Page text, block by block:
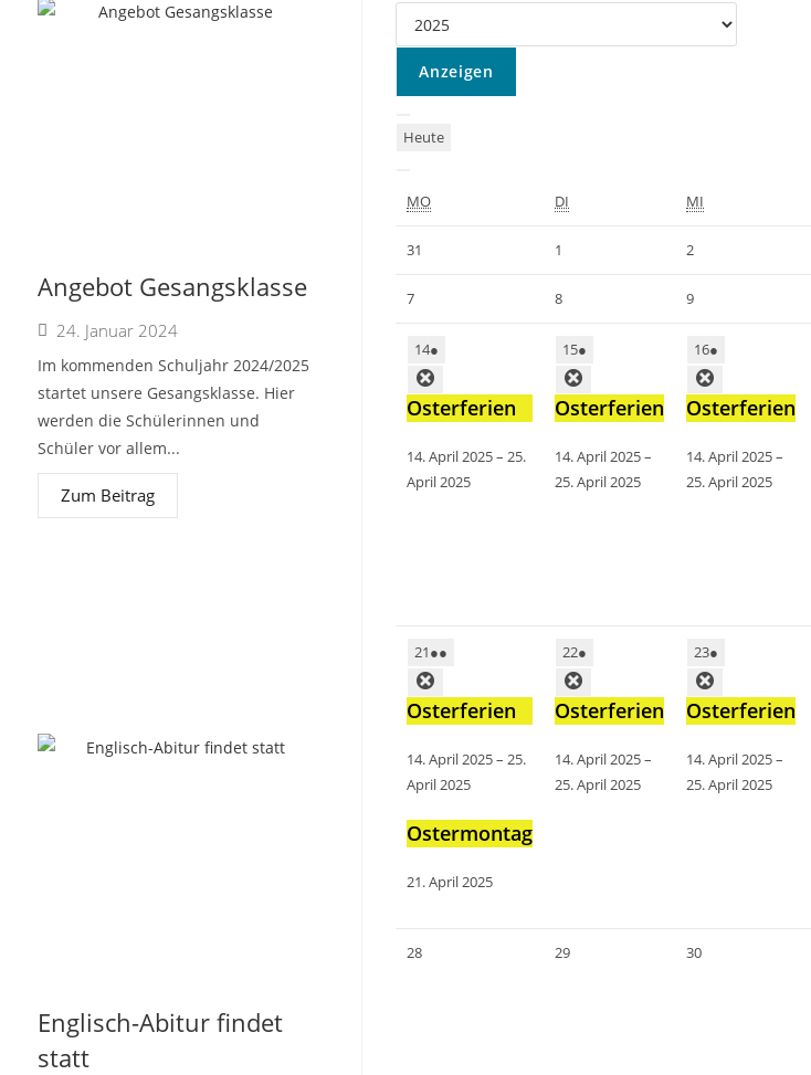
Angebot Gesangsklasse
24. Januar 2024
Im kommenden Schuljahr 2024/2025
startet unsere Gesangsklasse. Hier
werden die Schülerinnen und
Schüler vor allem...
Zum Beitrag
Englisch-Abitur findet
statt
Heute
MO DI MI
31 1 2
7 8 9
14●
Osterferien
14. April 2025–25.
April 2025
15●
Osterferien
14. April 2025–
25. April 2025
16●
Osterferien
14. April 2025–
25. April 2025
21●●
Osterferien
14. April 2025–25.
April 2025
Ostermontag
21. April 2025
22●
Osterferien
14. April 2025–
25. April 2025
23●
Osterferien
14. April 2025–
25. April 2025
28 29 30